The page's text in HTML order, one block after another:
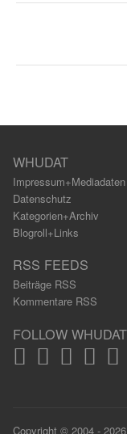
WHUDAT
Impressum+Mediadaten
Datenschutz
Kategorien+Archiv
Blogroll+Links
RSS FEEDS
Beiträge RSS
Kommentare RSS
FOLLOW WHUDAT
Copyright © 2004 -